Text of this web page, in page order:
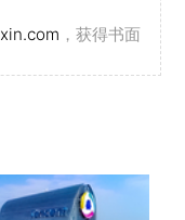
，获得书面